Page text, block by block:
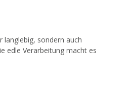
sondern auch
edle Verarbeitung macht es